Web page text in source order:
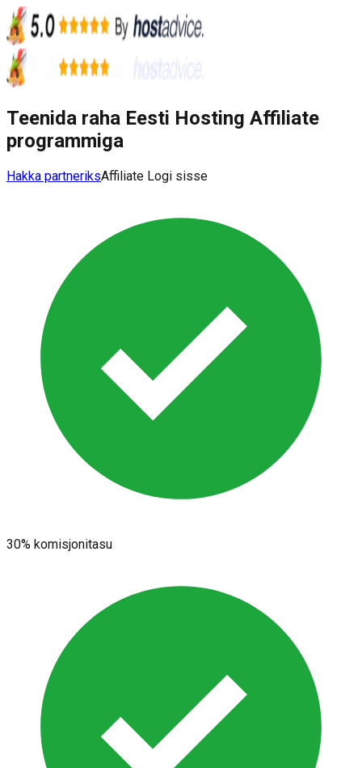
Teenida raha Eesti Hosting Affiliate
programmiga
Hakka partneriksAffiliate Logi sisse
30% komisjonitasu